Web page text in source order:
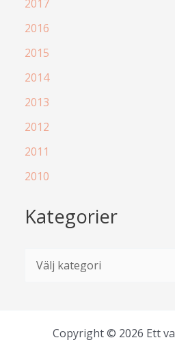
2017
2016
2015
2014
2013
2012
2011
2010
Kategorier
Copyright © 2026 Ett